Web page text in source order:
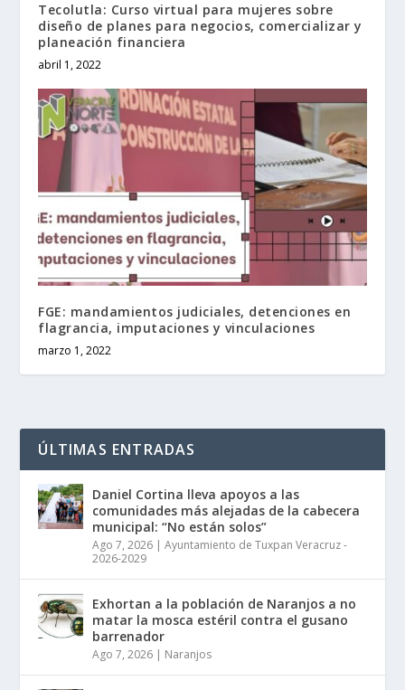
Tecolutla: Curso virtual para mujeres sobre
diseño de planes para negocios, comercializar y
planeación financiera
abril 1, 2022
FGE: mandamientos judiciales, detenciones en
flagrancia, imputaciones y vinculaciones
marzo 1, 2022
ÚLTIMAS ENTRADAS
Daniel Cortina lleva apoyos a las
comunidades más alejadas de la cabecera
municipal: “No están solos”
Ago 7, 2026 |Ayuntamiento de Tuxpan Veracruz -
2026-2029
Exhortan a la población de Naranjos a no
matar la mosca estéril contra el gusano
barrenador
Ago 7, 2026 | Naranjos